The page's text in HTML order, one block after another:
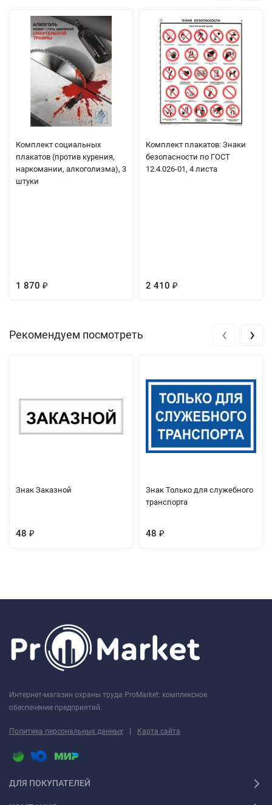
Комплект социальных
плакатов (против курения,
наркомании, алкоголизма), 3
штуки
1 870 ₽
Комплект плакатов: Знаки
безопасности по ГОСТ
12.4.026-01, 4 листа
2 410 ₽
Рекомендуем посмотреть
Знак Заказной
48 ₽
Знак Только для служебного
транспорта
48 ₽
‹ ›
Интернет-магазин охраны труда ProMarket: комплексное
обеспечение предприятий.
Политика персональных данных | Карта сайта
ДЛЯ ПОКУПАТЕЛЕЙ